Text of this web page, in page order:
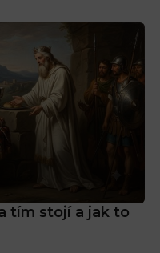
tím stojí a jak to